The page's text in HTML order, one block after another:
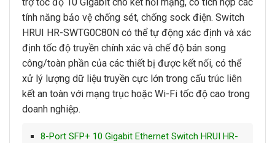
trợ tốc độ 10 Gigabit cho kết nối mạng, có tích hợp các
tính năng bảo vệ chống sét, chống sock điện. Switch
HRUI HR-SWTG0C80N có thể tự động xác định và xác
định tốc độ truyền chính xác và chế độ bán song
công/toàn phần của các thiết bị được kết nối, có thể
xử lý lượng dữ liệu truyền cực lớn trong cấu trúc liên
kết an toàn với mạng trục hoặc Wi-Fi tốc độ cao trong
doanh nghiệp.
8-Port SFP+ 10 Gigabit Ethernet Switch HRUI HR-